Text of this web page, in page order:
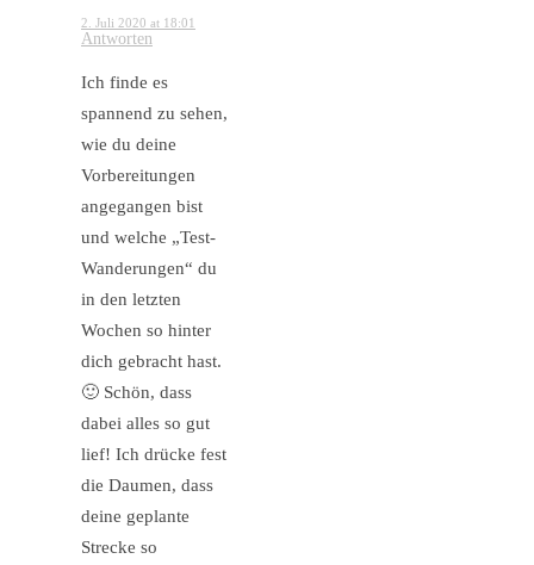
2. Juli 2020 at 18:01
Antworten
Ich finde es
spannend zu sehen,
wie du deine
Vorbereitungen
angegangen bist
und welche „Test-
Wanderungen“ du
in den letzten
Wochen so hinter
dich gebracht hast.
🙂 Schön, dass
dabei alles so gut
lief! Ich drücke fest
die Daumen, dass
deine geplante
Strecke so